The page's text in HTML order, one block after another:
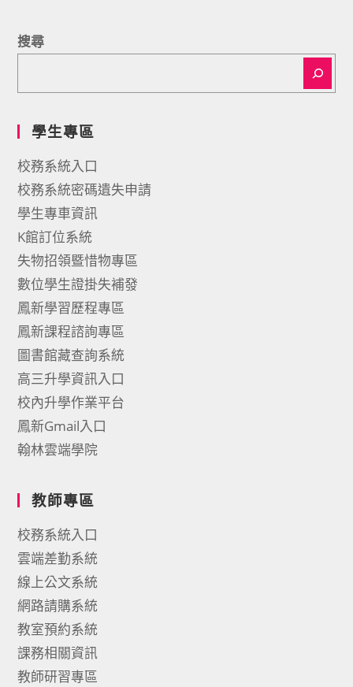
搜尋
學生專區
校務系統入口
校務系統密碼遺失申請
學生專車資訊
K館訂位系統
失物招領暨惜物專區
數位學生證掛失補發
鳳新學習歷程專區
鳳新課程諮詢專區
圖書館藏查詢系統
高三升學資訊入口
校內升學作業平台
鳳新Gmail入口
翰林雲端學院
教師專區
校務系統入口
雲端差勤系統
線上公文系統
網路請購系統
教室預約系統
課務相關資訊
教師研習專區